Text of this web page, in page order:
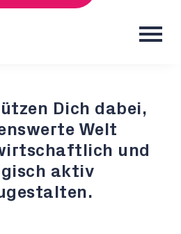
Dich dabei,
Welt
und
aktiv